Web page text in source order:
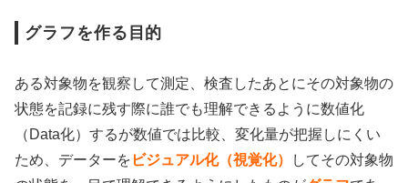
グラフを作る目的
ある対象物を観察して測定、検査したあとにその対象物の
状態を記録に残す際に誰でも理解できるように数値化
（Data化）するが数値では比較、変化量が把握しにくい
ため、データーを ビジュアル化（視覚化）
してその対象物